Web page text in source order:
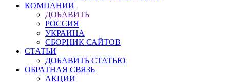
КОМПАНИИ
ДОБАВИТЬ
РОССИЯ
УКРАИНА
СБОРНИК САЙТОВ
СТАТЬИ
ДОБАВИТЬ СТАТЬЮ
ОБРАТНАЯ СВЯЗЬ
АКЦИИ